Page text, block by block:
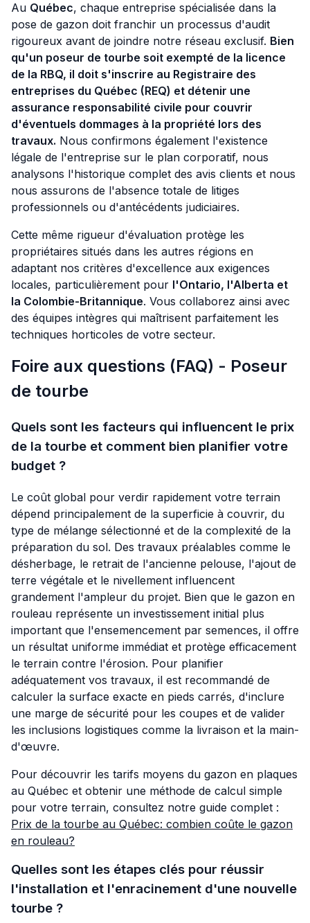
Au Québec, chaque entreprise spécialisée dans la
pose de gazon doit franchir un processus d'audit
rigoureux avant de joindre notre réseau exclusif. Bien
qu'un poseur de tourbe soit exempté de la licence
de la RBQ, il doit s'inscrire au Registraire des
entreprises du Québec (REQ) et détenir une
assurance responsabilité civile pour couvrir
d'éventuels dommages à la propriété lors des
travaux. Nous confirmons également l'existence
légale de l'entreprise sur le plan corporatif, nous
analysons l'historique complet des avis clients et nous
nous assurons de l'absence totale de litiges
professionnels ou d'antécédents judiciaires.
Cette même rigueur d'évaluation protège les
propriétaires situés dans les autres régions en
adaptant nos critères d'excellence aux exigences
locales, particulièrement pour l'Ontario, l'Alberta et
la Colombie-Britannique. Vous collaborez ainsi avec
des équipes intègres qui maîtrisent parfaitement les
techniques horticoles de votre secteur.
Foire aux questions (FAQ) - Poseur
de tourbe
Quels sont les facteurs qui influencent le prix
de la tourbe et comment bien planifier votre
budget ?
Le coût global pour verdir rapidement votre terrain
dépend principalement de la superficie à couvrir, du
type de mélange sélectionné et de la complexité de la
préparation du sol. Des travaux préalables comme le
désherbage, le retrait de l'ancienne pelouse, l'ajout de
terre végétale et le nivellement influencent
grandement l'ampleur du projet. Bien que le gazon en
rouleau représente un investissement initial plus
important que l'ensemencement par semences, il offre
un résultat uniforme immédiat et protège efficacement
le terrain contre l'érosion. Pour planifier
adéquatement vos travaux, il est recommandé de
calculer la surface exacte en pieds carrés, d'inclure
une marge de sécurité pour les coupes et de valider
les inclusions logistiques comme la livraison et la main-
d'œuvre.
Pour découvrir les tarifs moyens du gazon en plaques
au Québec et obtenir une méthode de calcul simple
pour votre terrain, consultez notre guide complet :
Prix de la tourbe au Québec: combien coûte le gazon
en rouleau?
Quelles sont les étapes clés pour réussir
l'installation et l'enracinement d'une nouvelle
tourbe ?